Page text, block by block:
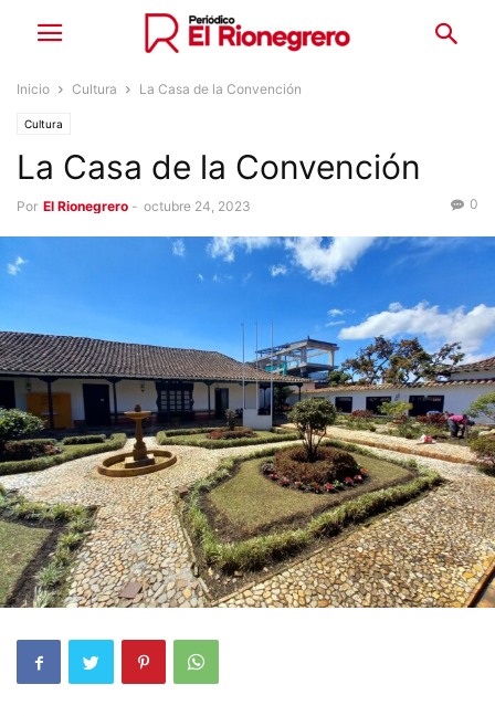
Inicio Cultura La Casa de la Convención
Cultura
La Casa de la Convención
Por El Rionegrero - octubre 24, 2023 0